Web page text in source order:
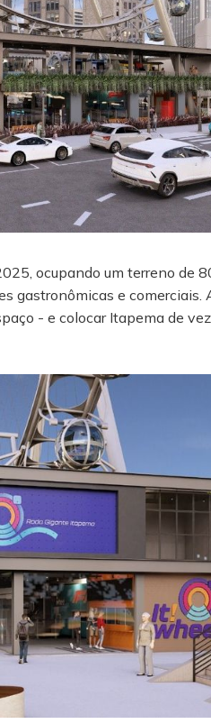
ocupando um terreno de
gastronômicas e comerciais.
- e colocar Itapema de